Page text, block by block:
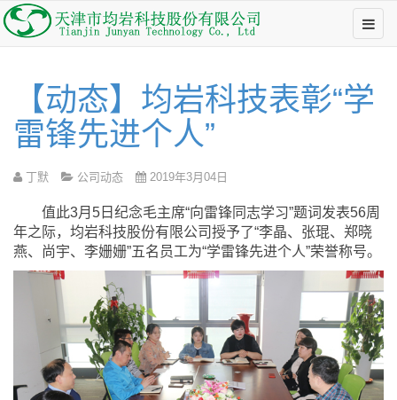
【动态】均岩科技表彰“学
雷锋先进个人”
丁默 公司动态 2019年3月04日
值此3月5日纪念毛主席“向雷锋同志学习”题词发表56周
年之际，均岩科技股份有限公司授予了“李晶、张琨、郑晓
燕、尚宇、李姗姗”五名员工为“学雷锋先进个人”荣誉称号。